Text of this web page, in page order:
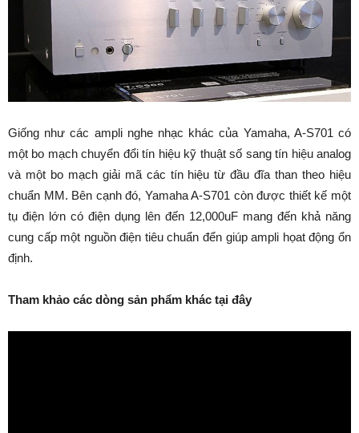
Giống như các ampli nghe nhạc khác của Yamaha, A-S701 có
một bo mạch chuyển đổi tín hiệu kỹ thuật số sang tín hiệu analog
và một bo mạch giải mã các tín hiệu từ đầu đĩa than theo hiệu
chuẩn MM. Bên cạnh đó, Yamaha A-S701 còn được thiết kế một
tụ điện lớn có điện dụng lên đến 12,000uF mang đến khả năng
cung cấp một nguồn điện tiêu chuẩn đển giúp ampli họat động ổn
định.
Tham khảo các dòng sản phẩm khác tại đây